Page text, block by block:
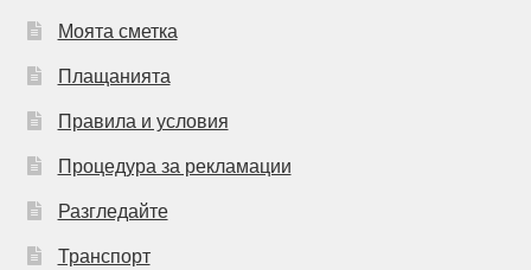
Моята сметка
Плащанията
Правила и условия
Процедура за рекламации
Разгледайте
Транспорт